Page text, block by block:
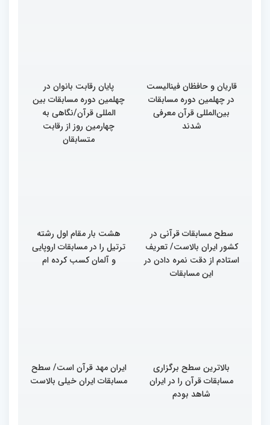
قاریان و حافظان فینالیست‌
در چهلمین دوره مسابقات
بین‌المللی قرآن معرفی
شدند
پایان رقابت بانوان در
چهلمین دوره مسابقات بین
المللی قرآن/نگاهی به
چهارمین روز از رقابت
متسابقان
سطح مسابقات قرآنی در
کشور ایران بالاست/ تعریف
استادم از دقت نمره دادن در
این مسابقات
هشت بار مقام اول رشته
ترتیل را در مسابقات اروپایی
و آلمان کسب کرده ام
بالاترین سطح برگزاری
مسابقات قرآن را در ایران
شاهد بودم
ایران مهد قرآن است/ سطح
مسابقات ایران خیلی بالاست